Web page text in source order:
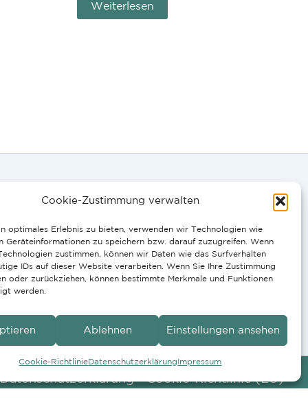
Cookie-Zustimmung verwalten
optimales Erlebnis zu bieten, verwenden wir Technologien wie
Geräteinformationen zu speichern bzw. darauf zuzugreifen. Wenn
zustimmen, können wir Daten wie das Surfverhalten
IDs auf dieser Website verarbeiten. Wenn Sie Ihre Zustimmung
oder zurückziehen, können bestimmte Merkmale und Funktionen
werden.
Ablehnen Einstellungen ansehen
Cookie-RichtlinieDatenschutzerklärung Impressum
Weiterlesen
PT:
Datenschutzerklärung Cookie-Richtlinie (EU)